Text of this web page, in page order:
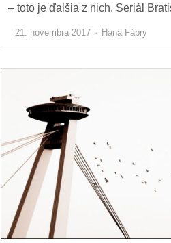
nás
podpora
podporte
podporili
nás
autorské
zázemie
kontaktujte
nás
– toto je ďalšia z nich. Seriál
21. novembra 2017 Hana Fábry